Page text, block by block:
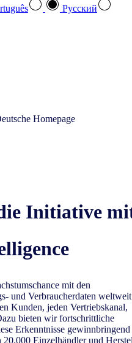
Pусский
Initiative
mit den
und Verbraucherdaten
Kunden, jeden Vertriebskanal,
bieten wir fortschrittliche
Erkenntnisse gewinnbringend
20.000 Einzelhändler und